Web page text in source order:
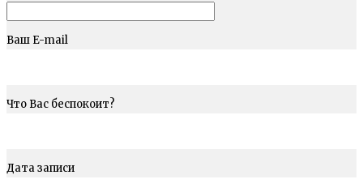
Ваш E-mail
Что Вас беспокоит?
Дата записи